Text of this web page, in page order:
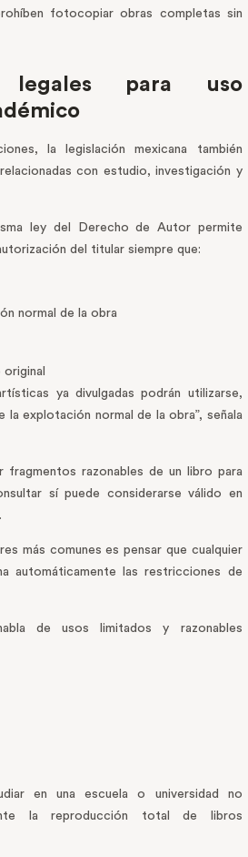
fotocopiar obras completas sin
legales para uso
la legislación mexicana también
con estudio, investigación y
ley del Derecho de Autor permite
del titular siempre que:
normal de la obra
ya divulgadas podrán utilizarse,
explotación normal de la obra”, señala
fragmentos razonables de un libro para
sí puede considerarse válido en
más comunes es pensar que cualquier
automáticamente las restricciones de
de usos limitados y razonables
en una escuela o universidad no
la reproducción total de libros